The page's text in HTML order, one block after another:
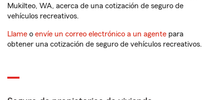
Mukilteo, WA, acerca de una cotización de seguro de
vehículos recreativos.
Llame o envíe un correo electrónico a un agente para
obtener una cotización de seguro de vehículos recreativos.